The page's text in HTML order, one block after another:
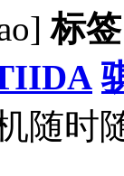
标
随时